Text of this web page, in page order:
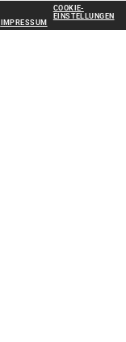
IMPRESSUM
COOKIE-
EINSTELLUNGEN